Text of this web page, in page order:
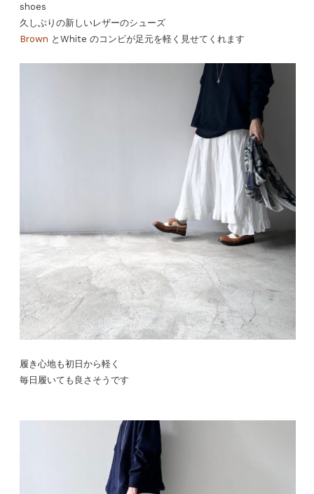
shoes
久しぶりの新しいレザーのシューズ
Brown とWhite のコンビが足元を軽く見せてくれます
履き心地も初日から軽く
毎日履いても良さそうです